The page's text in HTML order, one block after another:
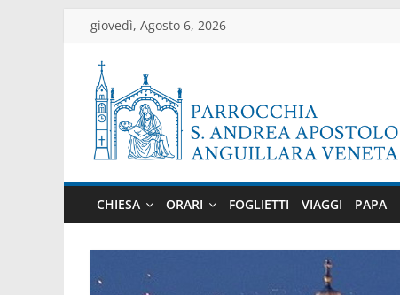
Salta
contenuto
giovedì, Agosto 6, 2026
Parrocchia
di
Anguillara
Veneta
CHIESA ORARI FOGLIETTI VIAGGI PAPA